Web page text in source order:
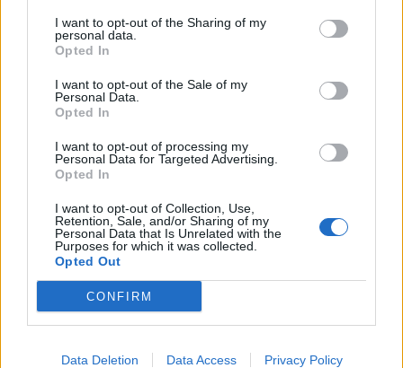
I want to opt-out of the Sharing of my
personal data.
Opted In
I want to opt-out of the Sale of my
Personal Data.
Opted In
I want to opt-out of processing my
Personal Data for Targeted Advertising.
Opted In
I want to opt-out of Collection, Use,
Retention, Sale, and/or Sharing of my
Personal Data that Is Unrelated with the
Purposes for which it was collected.
Opted Out
CONFIRM
Data Deletion Data Access Privacy Policy
A disposizione:
16. Danny Sheahan (Cork Constitution
FC/Munster)
17. Ben Howard (Terenure College
18. Patreece Bell (Sale Sharks/IQ Rugby)
19. Billy Corrigan (Old Wesley RFC/Leinster)
20. Sean Edogbo (UCC RFC/Munster)
21. Tadhg Brophy (Naas RFC/Leinster)
22. Sean Naughton (Galway Corinthians
RFC/Connacht)
23. Ethan Graham (Ballynahinch RFC/Ulster)